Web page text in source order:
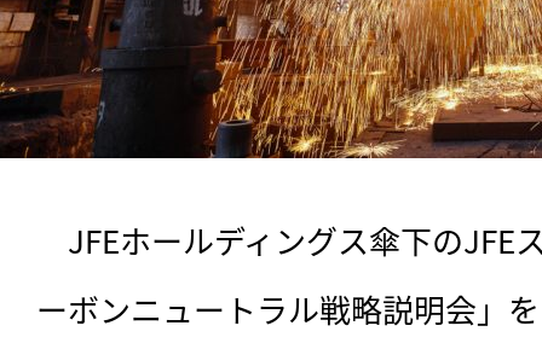
JFEホールディングス傘下のJFE
ーボンニュートラル戦略説明会」